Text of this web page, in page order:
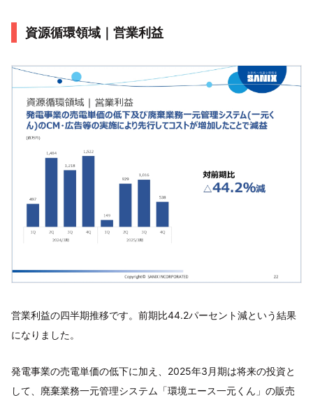
資源循環領域｜営業利益
営業利益の四半期推移です。前期比44.2パーセント減という結果
になりました。
発電事業の売電単価の低下に加え、2025年3月期は将来の投資と
して、廃棄業務一元管理システム「環境エース一元くん」の販売